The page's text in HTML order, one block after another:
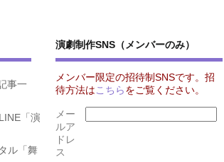
事一
「演
ル「舞
演劇制作SNS（メンバーのみ）
メンバー限定の招待制SNSです。招
待方法は こちら をご覧ください。
メー
ルア
ドレ
ス